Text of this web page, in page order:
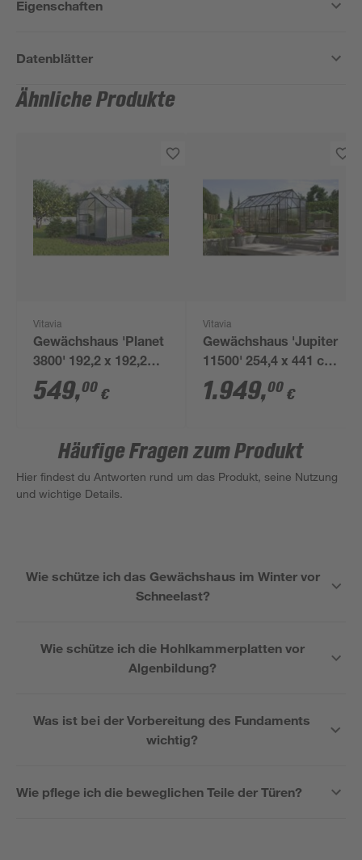
Eigenschaften
Datenblätter
Ähnliche Produkte
Vitavia
Gewächshaus 'Planet
3800' 192,2 x 192,2
cm mit 6 mm
Hohlkammerplatten
549,00 €
Vitavia
Gewächshaus 'Jupiter
11500' 254,4 x 441 cm
mit 4 mm
Hohlkammerplatten
1.949,00 €
Häufige Fragen zum Produkt
Hier findest du Antworten rund um das Produkt, seine Nutzung
und wichtige Details.
Wie schütze ich das Gewächshaus im Winter vor
Schneelast?
Wie schütze ich die Hohlkammerplatten vor
Algenbildung?
Was ist bei der Vorbereitung des Fundaments
wichtig?
Wie pflege ich die beweglichen Teile der Türen?